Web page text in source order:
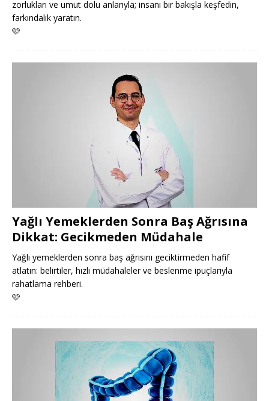
zorlukları ve umut dolu anlarıyla; insani bir bakışla keşfedin,
farkındalık yaratın.
🩷
Yağlı Yemeklerden Sonra Baş Ağrısına
Dikkat: Gecikmeden Müdahale
Yağlı yemeklerden sonra baş ağrısını geciktirmeden hafif
atlatın: belirtiler, hızlı müdahaleler ve beslenme ipuçlarıyla
rahatlama rehberi.
🩷